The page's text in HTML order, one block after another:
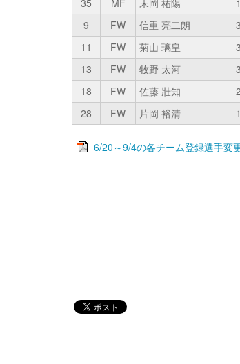
9
FW 信重 亮二朗
11
FW 菊山 璃皇
13
FW 牧野 太河
18
FW 佐藤 壯知
28
FW 片岡 裕清
6/20～9/4の各チーム登録選手変